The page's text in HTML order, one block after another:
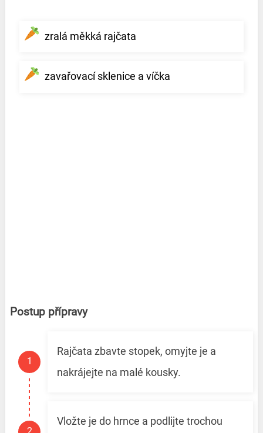
zralá měkká rajčata
zavařovací sklenice a víčka
Postup přípravy
Rajčata zbavte stopek, omyjte je a
nakrájejte na malé kousky.
Vložte je do hrnce a podlijte trochou